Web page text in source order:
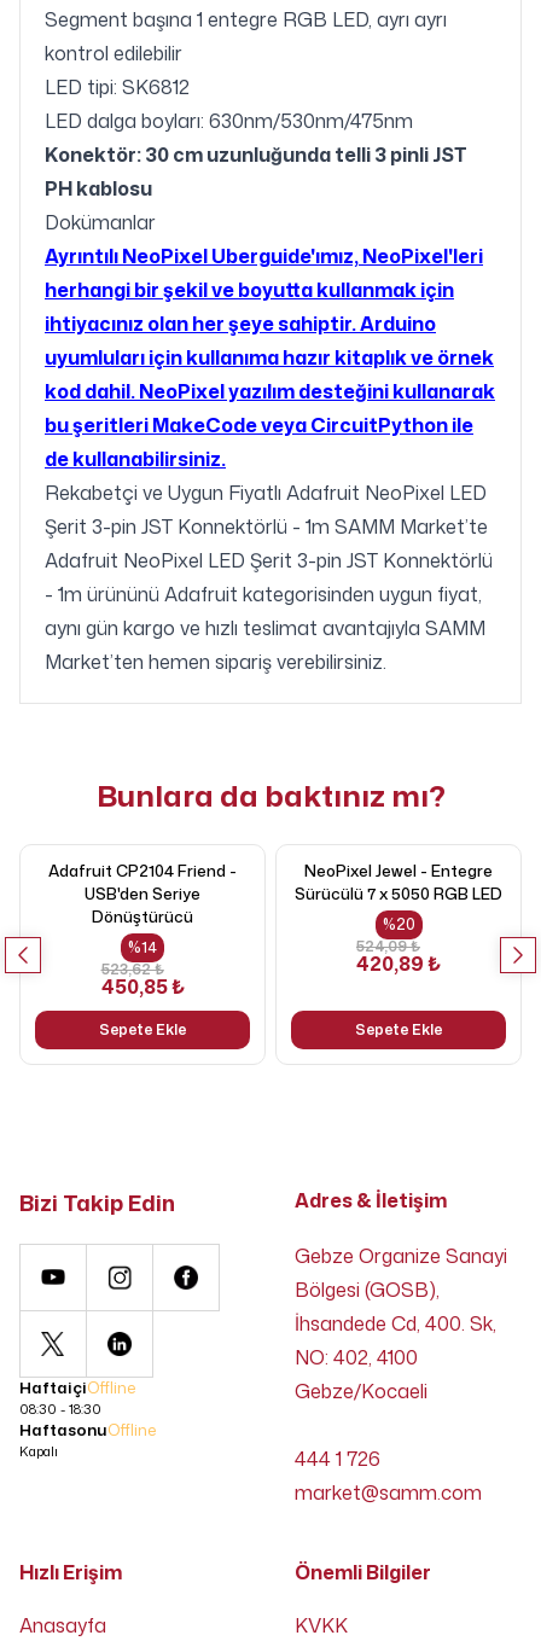
Segment başına 1 entegre RGB LED, ayrı ayrı
kontrol edilebilir
LED tipi: SK6812
LED dalga boyları: 630nm/530nm/475nm
Konektör: 30 cm uzunluğunda telli 3 pinli JST
PH kablosu
Dokümanlar
Ayrıntılı NeoPixel Uberguide'ımız, NeoPixel'leri
herhangi bir şekil ve boyutta kullanmak için
ihtiyacınız olan her şeye sahiptir. Arduino
uyumluları için kullanıma hazır kitaplık ve örnek
kod dahil. NeoPixel yazılım desteğini kullanarak
bu şeritleri MakeCode veya CircuitPython ile
de kullanabilirsiniz.
Rekabetçi ve Uygun Fiyatlı Adafruit NeoPixel LED
Şerit 3-pin JST Konnektörlü - 1m SAMM Market’te
Adafruit NeoPixel LED Şerit 3-pin JST Konnektörlü
- 1m ürününü Adafruit kategorisinden uygun fiyat,
aynı gün kargo ve hızlı teslimat avantajıyla SAMM
Market’ten hemen sipariş verebilirsiniz.
Bunlara da baktınız mı?
Adafruit CP2104 Friend -
USB'den Seriye
Dönüştürücü
%14
523,62 ₺
450,85 ₺
Sepete Ekle
NeoPixel Jewel - Entegre
Sürücülü 7 x 5050 RGB LED
%20
524,09 ₺
420,89 ₺
Sepete Ekle
Bizi Takip Edin
HaftaiçiOffline
08:30 - 18:30
HaftasonuOffline
Kapalı
Adres & İletişim
Gebze Organize Sanayi
Bölgesi (GOSB),
İhsandede Cd, 400. Sk,
NO: 402, 4100
Gebze/Kocaeli
444 1 726
market@samm.com
Hızlı Erişim
Anasayfa
Önemli Bilgiler
KVKK